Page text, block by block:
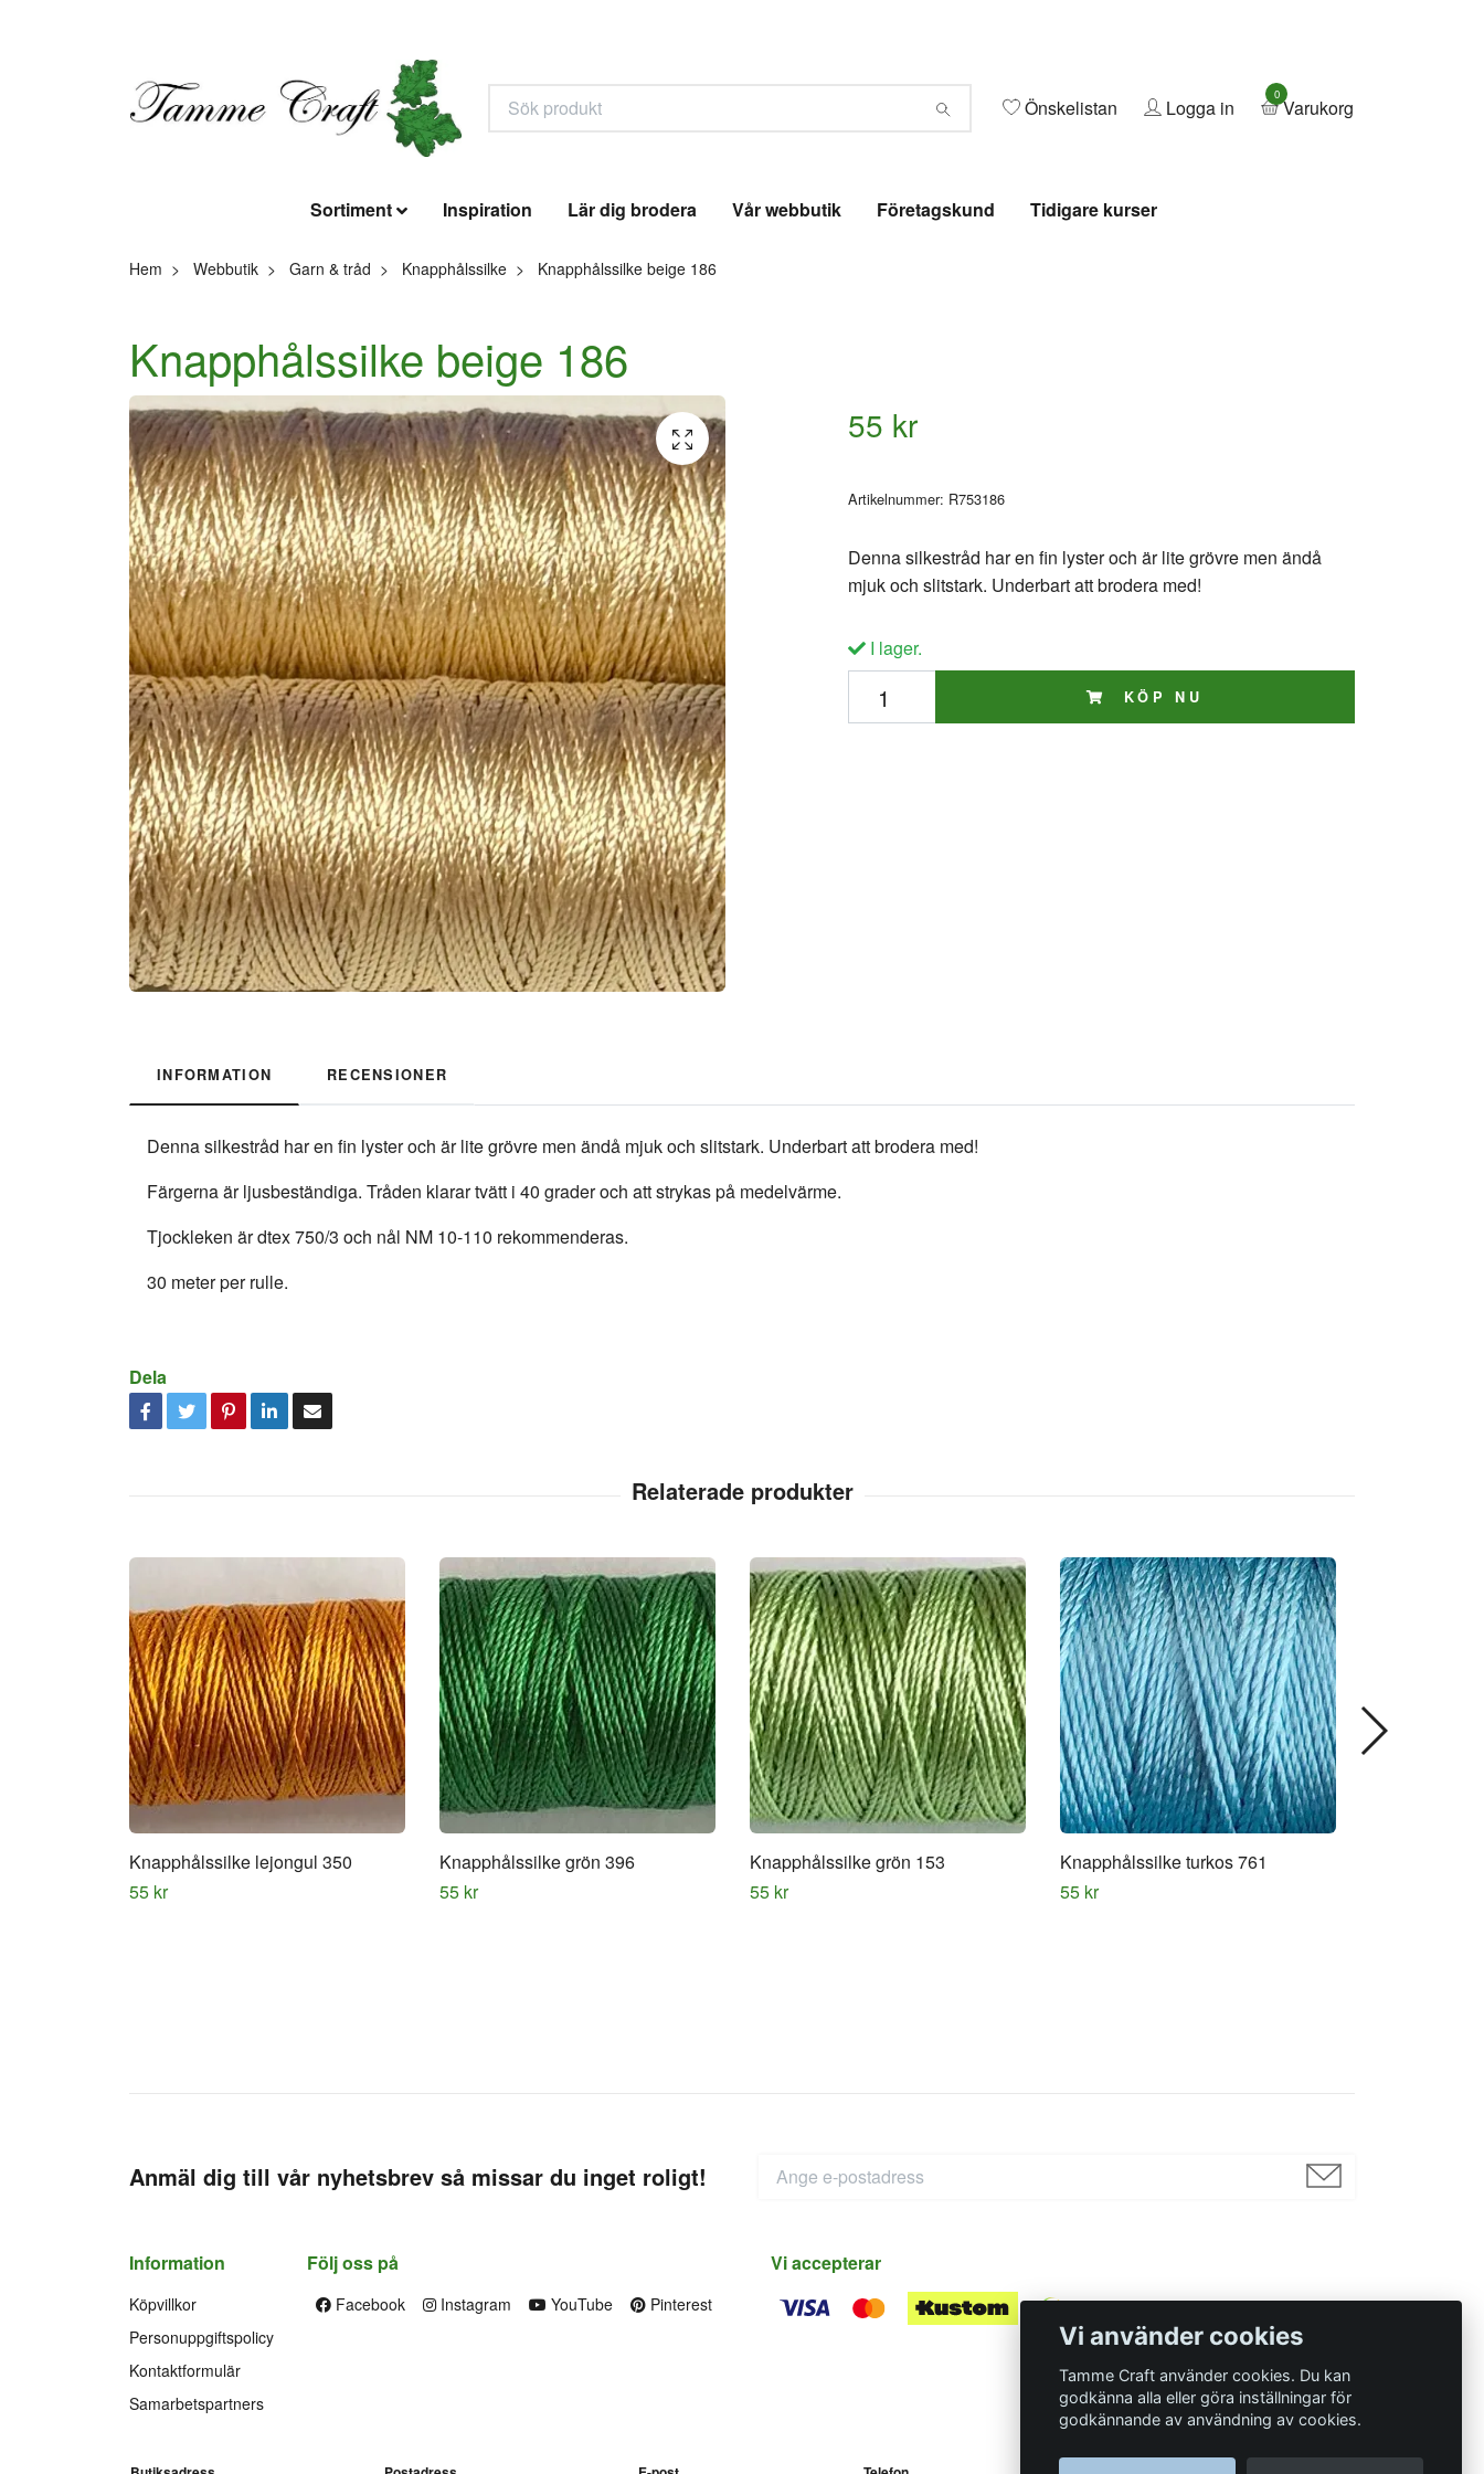
Önskelistan Logga in
0
Varukorg
Sortiment Inspiration Lär dig brodera Vår webbutik Företagskund Tidigare kurser
Hem Webbutik Garn & tråd Knapphålssilke Knapphålssilke beige 186
Knapphålssilke beige 186
55 kr
Artikelnummer: R753186
Denna silkestråd har en fin lyster och är lite grövre men ändå
mjuk och slitstark. Underbart att brodera med!
I lager.
KÖP NU
INFORMATION RECENSIONER
Denna silkestråd har en fin lyster och är lite grövre men ändå mjuk och slitstark. Underbart att brodera med!
Färgerna är ljusbeständiga. Tråden klarar tvätt i 40 grader och att strykas på medelvärme.
Tjockleken är dtex 750/3 och nål NM 10-110 rekommenderas.
30 meter per rulle.
Dela
Knapphålssilke lejongul 350
55 kr
Knapphålssilke grön 396
55 kr
Knapphålssilke grön 153
55 kr
Knapphålssilke turkos 761
55 kr
Anmäl dig till vår nyhetsbrev så missar du inget roligt!
Information
Köpvillkor
Personuppgiftspolicy
Kontaktformulär
Samarbetspartners
Följ oss på
Facebook Instagram YouTube Pinterest
Vi accepterar
Vi använder cookies
Tamme Craft använder cookies. Du kan
godkänna alla eller göra inställningar för
godkännande av användning av cookies.